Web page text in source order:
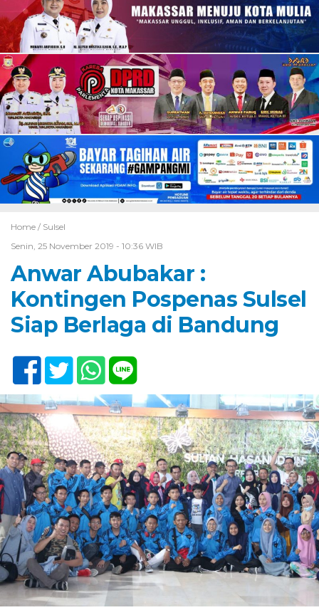
Home / Sulsel
Senin, 25 November 2019 - 10:36 WIB
Anwar Abubakar :
Kontingen Pospenas Sulsel
Siap Berlaga di Bandung